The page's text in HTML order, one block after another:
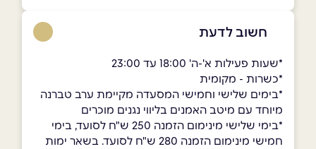
חשוב לדעת
*שעות פעילות א'-ה' 18:00 עד 23:00
*כשרות - מקומית
*בימים שלישי וחמישי המסעדה מקיימת ערב טברנה
מיוחד עם מיטב האמנים בליווי נגנים מוכרים
*בימי שלישי מינימום הזמנה 250 ש"ח לסועד, בימי
חמישי מינימום הזמנה 280 ש"ח לסועד. בשאר ימות